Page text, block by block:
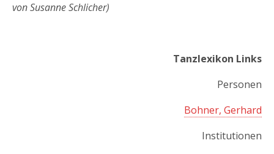
von Susanne Schlicher)
Tanzlexikon Links
Personen
Bohner, Gerhard
Institutionen